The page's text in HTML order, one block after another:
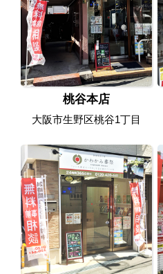
桃谷本店
大阪市生野区桃谷1丁目